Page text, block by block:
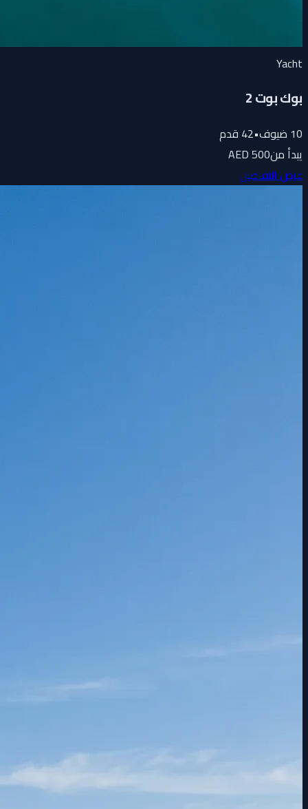
Yacht
بوك بوت 2
10ضيوف•
42قدم
يبدأ من500 AED
عرض التفاصيل